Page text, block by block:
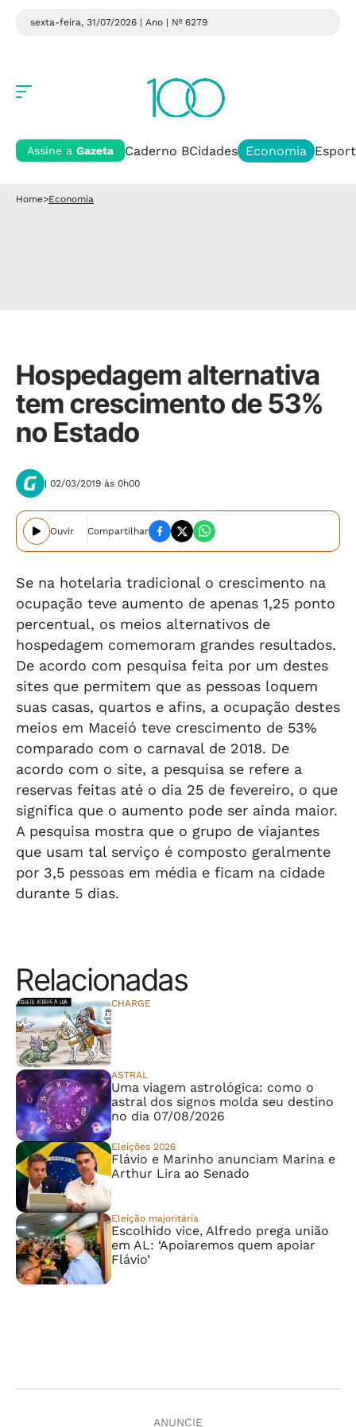
sexta-feira, 31/07/2026 | Ano | Nº 6279
Assine a Gazeta Caderno BCidades Economia
Home>Economia
Hospedagem alternativa
tem crescimento de 53%
no Estado
| 02/03/2019 às 0h00
Ouvir Compartilhar
Se na hotelaria tradicional o crescimento na
ocupação teve aumento de apenas 1,25 ponto
percentual, os meios alternativos de
hospedagem comemoram grandes resultados.
De acordo com pesquisa feita por um destes
sites que permitem que as pessoas loquem
suas casas, quartos e afins, a ocupação destes
meios em Maceió teve crescimento de 53%
comparado com o carnaval de 2018. De
acordo com o site, a pesquisa se refere a
reservas feitas até o dia 25 de fevereiro, o que
significa que o aumento pode ser ainda maior.
A pesquisa mostra que o grupo de viajantes
que usam tal serviço é composto geralmente
por 3,5 pessoas em média e ficam na cidade
durante 5 dias.
Relacionadas
CHARGE
ASTRAL
Uma viagem astrológica: como o
astral dos signos molda seu destino
no dia 07/08/2026
Eleições 2026
Flávio e Marinho anunciam Marina e
Arthur Lira ao Senado
Eleição majoritária
Escolhido vice, Alfredo prega união
em AL: ‘Apoiaremos quem apoiar
Flávio’
ANUNCIE